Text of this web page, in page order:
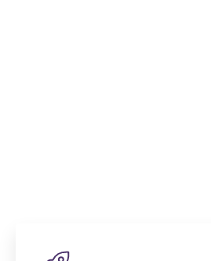
Znalostní základna o affiliate